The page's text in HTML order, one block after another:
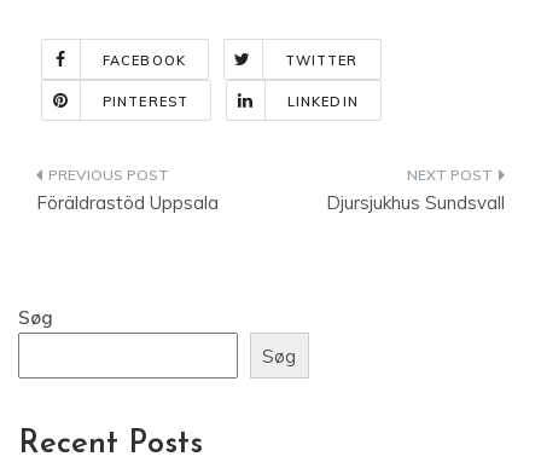
FACEBOOK TWITTER
PINTEREST LINKEDIN
Indlægsnavigation
Föräldrastöd Uppsala Djursjukhus Sundsvall
Søg
Søg
Recent Posts